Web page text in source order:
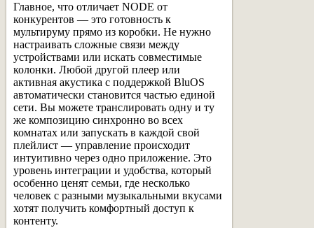
Главное, что отличает NODE от
конкурентов — это готовность к
мультируму прямо из коробки. Не нужно
настраивать сложные связи между
устройствами или искать совместимые
колонки. Любой другой плеер или
активная акустика с поддержкой BluOS
автоматически становится частью единой
сети. Вы можете транслировать одну и ту
же композицию синхронно во всех
комнатах или запускать в каждой свой
плейлист — управление происходит
интуитивно через одно приложение. Это
уровень интеграции и удобства, который
особенно ценят семьи, где несколько
человек с разными музыкальными вкусами
хотят получить комфортный доступ к
контенту.